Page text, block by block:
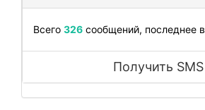
Всего 326 сообщений, последнее в
Получить SMS